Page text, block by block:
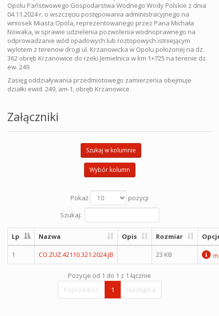
Opolu Państwowego Gospodarstwa Wodnego Wody Polskie z dnia
04.11.2024 r. o wszczęciu postępowania administracyjnego na
wniosek Miasta Opola, reprezentowanego przez Pana Michała
Nowaka, w sprawie udzielenia pozwolenia wodnoprawnego na
odprowadzanie wód opadowych lub roztopowych istniejącym
wylotem z terenow drogi ul. Krzanowicka w Opolu położonej na dz.
362 obręb Krzanowice do rzeki Jemielnica w km 1+725 na terenie dz.
ew. 249.
Zasięg oddziaływania przedmiotowego zamierzenia obejmuje
działki ewid. 249, am-1, obręb Krzanowice.
Załączniki
Szukaj w kolumnie
Wybór kolumn
Pokaż
pozycji
Szukaj:
Lp Nazwa Opis Rozmiar
1 CO.ZUZ.42110.321.2024.JB 23 KB
Pozycje od 1 do 1 z 1 łącznie
Poprzednia
1 Następna